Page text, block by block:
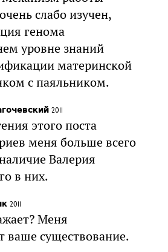
слабо изучен,
генома
уровне знаний
материнской
с паяльником.
2011
этого поста
меня больше всего
Валерия
в них.
2011
Меня
ваше существование.